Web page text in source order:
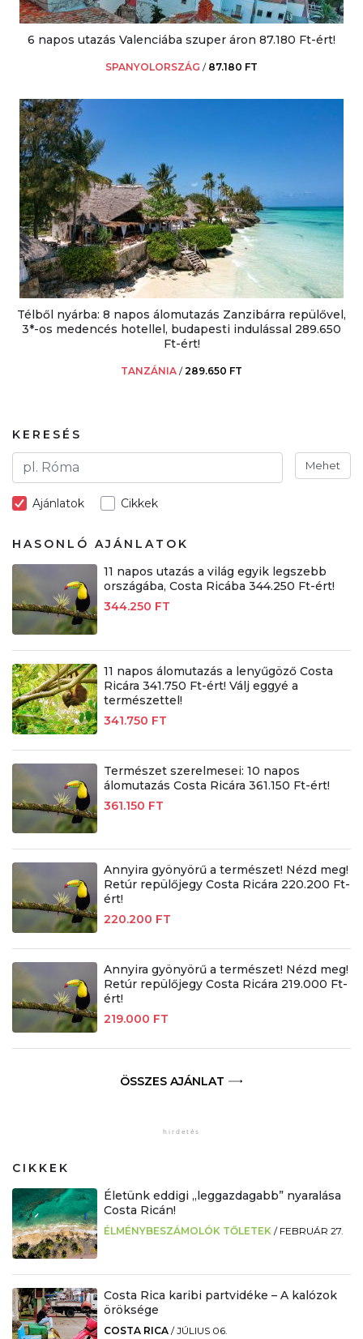
6 napos utazás Valenciába szuper áron 87.180 Ft-ért!
SPANYOLORSZÁG / 87.180 FT
Télből nyárba: 8 napos álomutazás Zanzibárra repülővel,
3*-os medencés hotellel, budapesti indulással 289.650
Ft-ért!
TANZÁNIA /289.650 FT
KERESÉS
Mehet
Ajánlatok Cikkek
HASONLÓ AJÁNLATOK
11 napos utazás a világ egyik legszebb
országába, Costa Ricába 344.250 Ft-ért!
344.250 FT
11 napos álomutazás a lenyűgöző Costa
Ricára 341.750 Ft-ért! Válj eggyé a
természettel!
341.750 FT
Természet szerelmesei: 10 napos
álomutazás Costa Ricára 361.150 Ft-ért!
361.150 FT
Annyira gyönyörű a természet! Nézd meg!
Retúr repülőjegy Costa Ricára 220.200 Ft-
ért!
220.200 FT
Annyira gyönyörű a természet! Nézd meg!
Retúr repülőjegy Costa Ricára 219.000 Ft-
ért!
219.000 FT
ÖSSZES AJÁNLAT
CIKKEK
Életünk eddigi „leggazdagabb” nyaralása
Costa Ricán!
ÉLMÉNYBESZÁMOLÓK TŐLETEK / FEBRUÁR 27.
Costa Rica karibi partvidéke – A kalózok
öröksége
COSTA RICA /JÚLIUS 06.